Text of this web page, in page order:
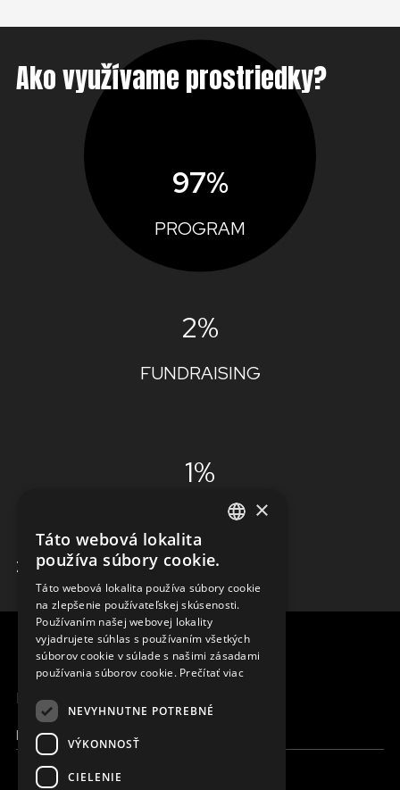
Ako využívame prostriedky?
97%
PROGRAM
2%
FUNDRAISING
1%
ADMINISTRÁCIA
ZISTIŤ VIAC
MENU
Moja Magna
CZECH
FRENCH
×
Táto webová lokalita
používa súbory cookie.
Táto webová lokalita používa súbory cookie
na zlepšenie používateľskej skúsenosti.
Používaním našej webovej lokality
vyjadrujete súhlas s používaním všetkých
súborov cookie v súlade s našimi zásadami
používania súborov cookie. Prečítať viac
NEVYHNUTNE POTREBNÉ
VÝKONNOSŤ
CIELENIE